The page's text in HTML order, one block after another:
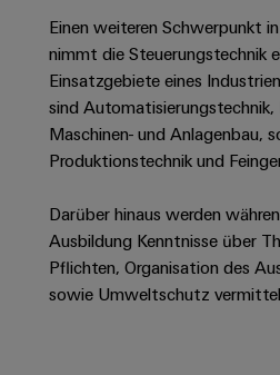
Geräte
Konventionelle
Energieerzeugung
Zukunftssicherheit
für
bewährte
Maschinenbau
Lösungen
für
verschiedene
und
Lösungen
Dezentrale
Automatisierung
Lösungen
IIoT
&
Blitz-
und
Überspannungsschutz
PV
Feldbusverteiler
Umweltbezogene
Produktkonformität
Engineering
Daten
Technische
Produktkataloge
Reparatur
Fachpressemeldungen
Pressekontakt
Unsere
IIoT
and
Automation
Offene
Ausbildungs-
und
Studienplätze
Aktuelle
Termine
Einen weiteren Schwerpunkt
nimmt die Steuerungstechnik
Einsatzgebiete eines
sind
Maschinen- und Anlagenbau,
Produktionstechnik und
Darüber hinaus werden
Ausbildung Kenntnisse über
Pflichten, Organisation des
sowie Umweltschutz